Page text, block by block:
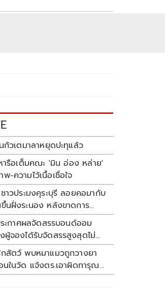
กัวเตมาลาหยุดปะทุแล้ว
รือเต็มคณะ 'มิน อ่อง หล่าย'
-ความไว้เนื้อเชื่อใจ
าวประมงคุระบุรี ลอยคอมากับ
นฝั่งระนอง หลังขาดการ
ยวัน
ระกาศผลจัดสรรบอนด์ออม
ผู้จองได้รับจัดสรรสูงสุดไม่
บาท
สัตว์ พบหมาแมวถูกวางยา
นในวัด แจ้งตร.เอาผิดทารุณ